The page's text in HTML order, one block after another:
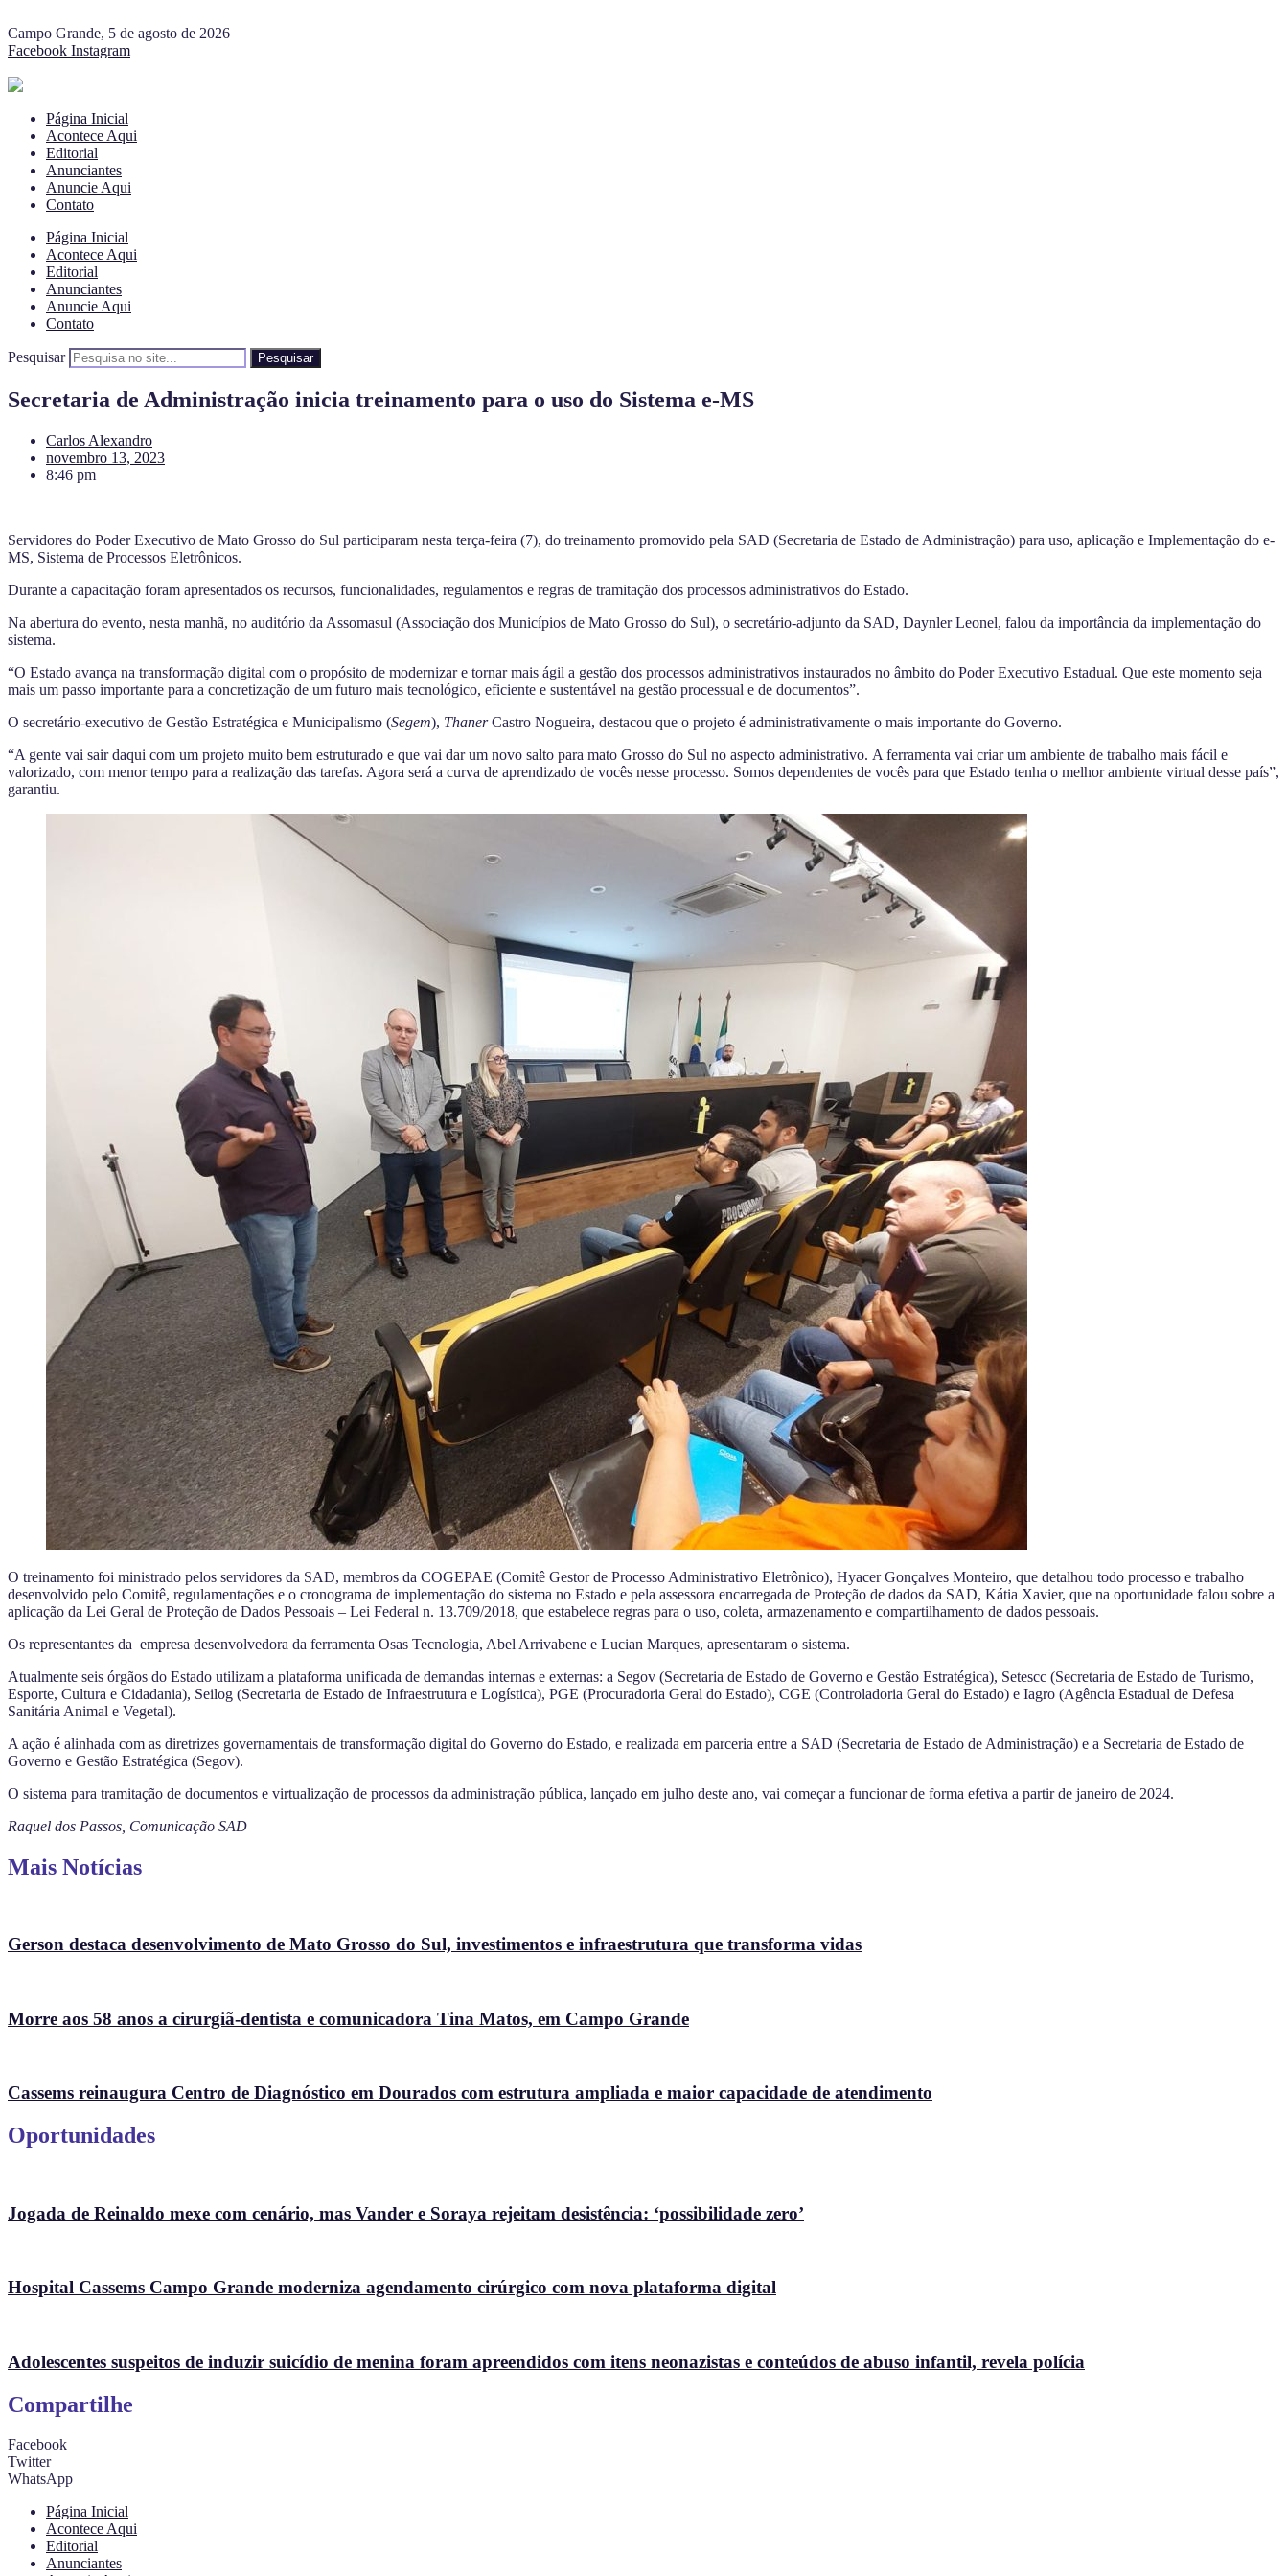
Campo Grande, 5 de agosto de 2026
Facebook Instagram
Página Inicial
Acontece Aqui
Editorial
Anunciantes
Anuncie Aqui
Contato
Página Inicial
Acontece Aqui
Editorial
Anunciantes
Anuncie Aqui
Contato
Pesquisar Pesquisar
Secretaria de Administração inicia treinamento para o uso do Sistema e-MS
Carlos Alexandro
novembro 13, 2023
8:46 pm
Servidores do Poder Executivo de Mato Grosso do Sul participaram nesta terça-feira (7), do treinamento promovido pela SAD (Secretaria de Estado de Administração) para uso, aplicação e Implementação do e-
MS, Sistema de Processos Eletrônicos.
Durante a capacitação foram apresentados os recursos, funcionalidades, regulamentos e regras de tramitação dos processos administrativos do Estado.
Na abertura do evento, nesta manhã, no auditório da Assomasul (Associação dos Municípios de Mato Grosso do Sul), o secretário-adjunto da SAD, Daynler Leonel, falou da importância da implementação do
sistema.
“O Estado avança na transformação digital com o propósito de modernizar e tornar mais ágil a gestão dos processos administrativos instaurados no âmbito do Poder Executivo Estadual. Que este momento seja
mais um passo importante para a concretização de um futuro mais tecnológico, eficiente e sustentável na gestão processual e de documentos”.
O secretário-executivo de Gestão Estratégica e Municipalismo (Segem), ThanerCastro Nogueira, destacou que o projeto é administrativamente o mais importante do Governo.
“A gente vai sair daqui com um projeto muito bem estruturado e que vai dar um novo salto para mato Grosso do Sul no aspecto administrativo. A ferramenta vai criar um ambiente de trabalho mais fácil e
valorizado, com menor tempo para a realização das tarefas. Agora será a curva de aprendizado de vocês nesse processo. Somos dependentes de vocês para que Estado tenha o melhor ambiente virtual desse país”,
garantiu.
O treinamento foi ministrado pelos servidores da SAD, membros da COGEPAE (Comitê Gestor de Processo Administrativo Eletrônico), Hyacer Gonçalves Monteiro, que detalhou todo processo e trabalho
desenvolvido pelo Comitê, regulamentações e o cronograma de implementação do sistema no Estado e pela assessora encarregada de Proteção de dados da SAD, Kátia Xavier, que na oportunidade falou sobre a
aplicação da Lei Geral de Proteção de Dados Pessoais – Lei Federal n. 13.709/2018, que estabelece regras para o uso, coleta, armazenamento e compartilhamento de dados pessoais.
Os representantes da empresa desenvolvedora da ferramenta Osas Tecnologia, Abel Arrivabene e Lucian Marques, apresentaram o sistema.
Atualmente seis órgãos do Estado utilizam a plataforma unificada de demandas internas e externas: a Segov (Secretaria de Estado de Governo e Gestão Estratégica), Setescc (Secretaria de Estado de Turismo,
Esporte, Cultura e Cidadania), Seilog (Secretaria de Estado de Infraestrutura e Logística), PGE (Procuradoria Geral do Estado), CGE (Controladoria Geral do Estado) e Iagro (Agência Estadual de Defesa
Sanitária Animal e Vegetal).
A ação é alinhada com as diretrizes governamentais de transformação digital do Governo do Estado, e realizada em parceria entre a SAD (Secretaria de Estado de Administração) e a Secretaria de Estado de
Governo e Gestão Estratégica (Segov).
O sistema para tramitação de documentos e virtualização de processos da administração pública, lançado em julho deste ano, vai começar a funcionar de forma efetiva a partir de janeiro de 2024.
Raquel dos Passos , Comunicação SAD
Mais Notícias
Gerson destaca desenvolvimento de Mato Grosso do Sul, investimentos e infraestrutura que transforma vidas
Morre aos 58 anos a cirurgiã-dentista e comunicadora Tina Matos, em Campo Grande
Cassems reinaugura Centro de Diagnóstico em Dourados com estrutura ampliada e maior capacidade de atendimento
Oportunidades
Jogada de Reinaldo mexe com cenário, mas Vander e Soraya rejeitam desistência: ‘possibilidade zero’
Hospital Cassems Campo Grande moderniza agendamento cirúrgico com nova plataforma digital
Adolescentes suspeitos de induzir suicídio de menina foram apreendidos com itens neonazistas e conteúdos de abuso infantil, revela polícia
Compartilhe
Facebook
Twitter
WhatsApp
Página Inicial
Acontece Aqui
Editorial
Anunciantes